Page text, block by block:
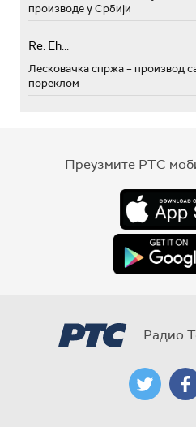
производе у Србији
Re: Eh...
Лесковачка спржа – производ
пореклом
Преузмите РТС
Радио